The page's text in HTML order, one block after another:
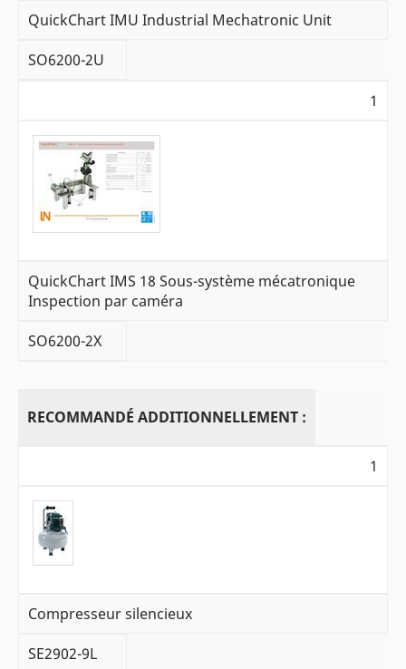
QuickChart IMU Industrial Mechatronic Unit
SO6200-2U
1
QuickChart IMS 18 Sous-système mécatronique
Inspection par caméra
SO6200-2X
RECOMMANDÉ ADDITIONNELLEMENT :
1
Compresseur silencieux
SE2902-9L